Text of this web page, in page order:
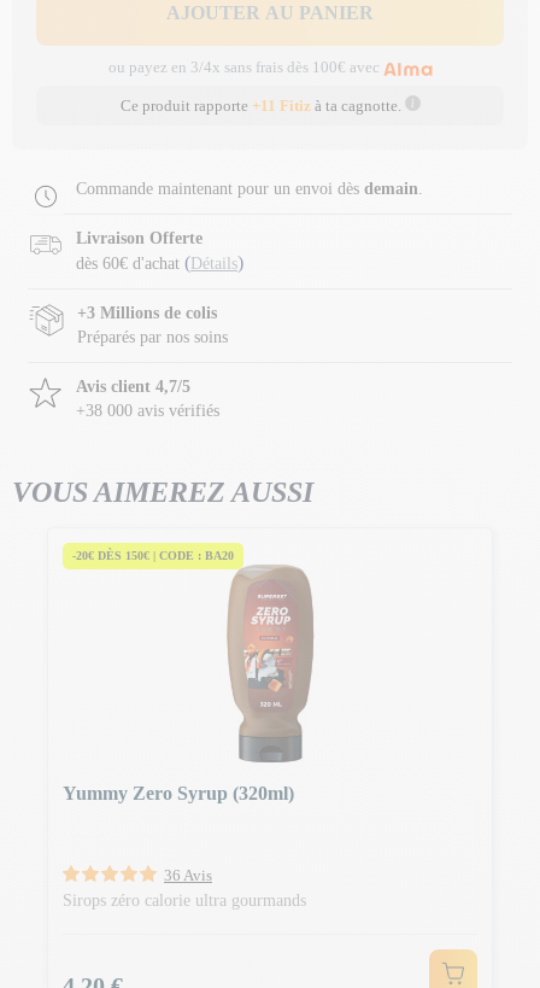
AJOUTER AU PANIER
ou payez en 3/4x sans frais dès 100€ avec
Ce produit rapporte +11 Fitizà ta cagnotte.
Commande maintenant pour un envoi dès demain.
Livraison Offerte
dès 60€ d'achat ( Détails)
+3 Millions de colis
Préparés par nos soins
Avis client 4,7/5
+38 000 avis vérifiés
VOUS AIMEREZ AUSSI
-20€ DÈS 150€ | CODE : BA20
Yummy Zero Syrup (320ml)
36 Avis
Sirops zéro calorie ultra gourmands